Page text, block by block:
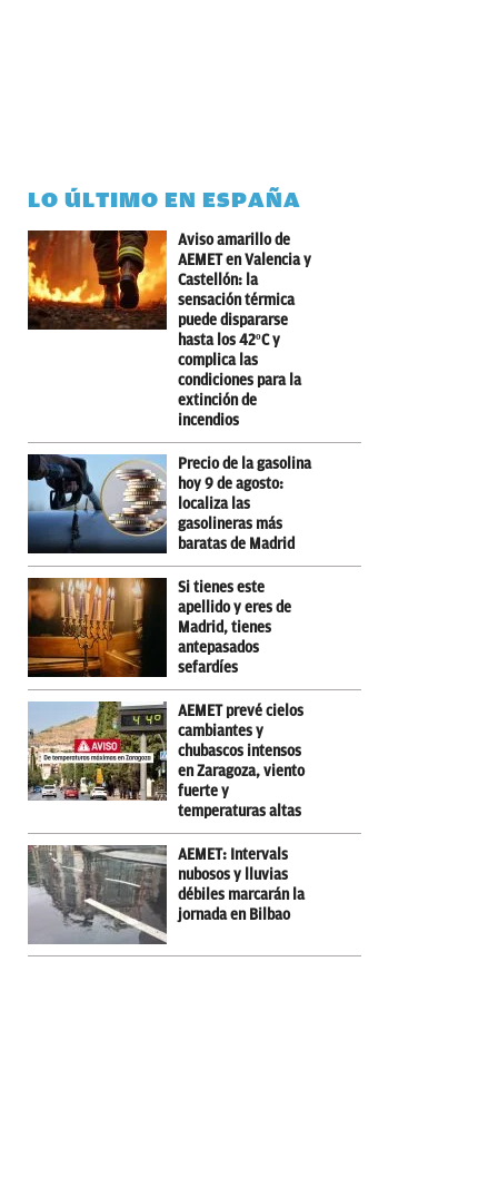
LO ÚLTIMO EN ESPAÑA
Aviso amarillo de
AEMET en Valencia y
Castellón: la
sensación térmica
puede dispararse
hasta los 42ºC y
complica las
condiciones para la
extinción de
incendios
Precio de la gasolina
hoy 9 de agosto:
localiza las
gasolineras más
baratas de Madrid
Si tienes este
apellido y eres de
Madrid, tienes
antepasados
sefardíes
AEMET prevé cielos
cambiantes y
chubascos intensos
en Zaragoza, viento
fuerte y
temperaturas altas
AEMET: Intervals
nubosos y lluvias
débiles marcarán la
jornada en Bilbao